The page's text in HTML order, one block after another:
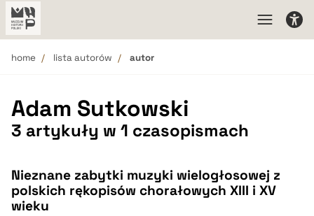
home lista autorów autor
Adam Sutkowski
3 artykuły w 1 czasopismach
Nieznane zabytki muzyki wielogłosowej z
polskich rękopisów chorałowych XIII i XV
wieku